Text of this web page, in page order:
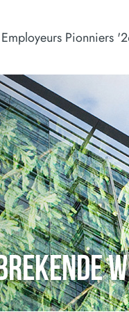
Employeurs Pionniers